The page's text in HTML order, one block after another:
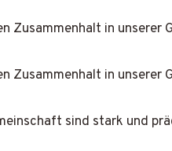
Zusammenhalt in unserer
Zusammenhalt in unserer
sind stark und